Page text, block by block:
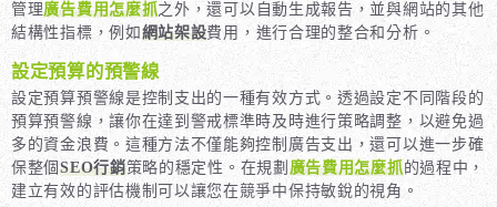
管理廣告費用怎麼抓之外，還可以自動生成報告，並與網站的其他
結構性指標，例如 網站架設費用，進行合理的整合和分析。
設定預算的預警線
設定預算預警線是控制支出的一種有效方式。透過設定不同階段的
預算預警線，讓你在達到警戒標準時及時進行策略調整，以避免過
多的資金浪費。這種方法不僅能夠控制廣告支出，還可以進一步確
保整個SEO行銷策略的穩定性。在規劃 廣告費用怎麼抓的過程中，
建立有效的評估機制可以讓您在競爭中保持敏銳的視角。